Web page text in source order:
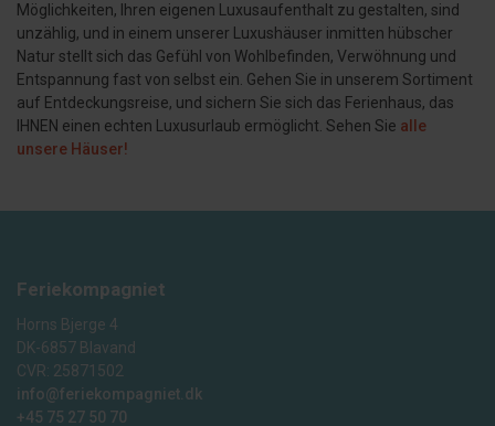
Möglichkeiten, Ihren eigenen Luxusaufenthalt zu gestalten, sind
unzählig, und in einem unserer Luxushäuser inmitten hübscher
Natur stellt sich das Gefühl von Wohlbefinden, Verwöhnung und
Entspannung fast von selbst ein. Gehen Sie in unserem Sortiment
auf Entdeckungsreise, und sichern Sie sich das Ferienhaus, das
IHNEN einen echten Luxusurlaub ermöglicht. Sehen Sie alle
unsere Häuser!
Feriekompagniet
Horns Bjerge 4
DK-6857 Blavand
CVR: 25871502
info@feriekompagniet.dk
+45 75 27 50 70